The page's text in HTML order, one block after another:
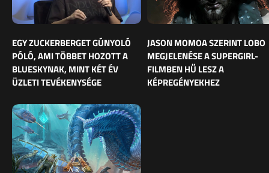
EGY ZUCKERBERGET GÚNYOLÓ
PÓLÓ, AMI TÖBBET HOZOTT A
BLUESKYNAK, MINT KÉT ÉV
ÜZLETI TEVÉKENYSÉGE
JASON MOMOA SZERINT LOBO
MEGJELENÉSE A SUPERGIRL-
FILMBEN HŰ LESZ A
KÉPREGÉNYEKHEZ